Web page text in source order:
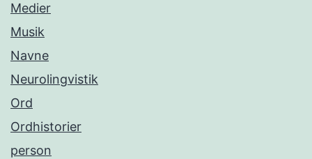
Medier
Musik
Navne
Neurolingvistik
Ord
Ordhistorier
person